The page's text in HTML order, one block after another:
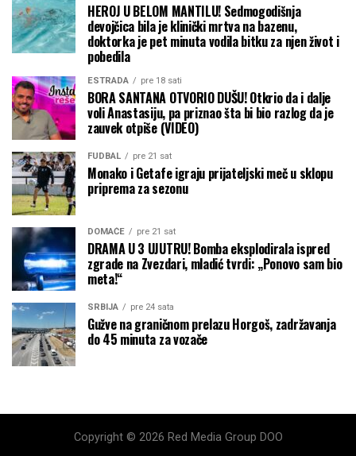
HEROJ U BELOM MANTILU! Sedmogodišnja
devojčica bila je klinički mrtva na bazenu,
doktorka je pet minuta vodila bitku za njen život i
pobedila
ESTRADA pre 18 sati
BORA SANTANA OTVORIO DUŠU! Otkrio da i dalje
voli Anastasiju, pa priznao šta bi bio razlog da je
zauvek otpiše (VIDEO)
FUDBAL pre 21 sat
Monako i Getafe igraju prijateljski meč u sklopu
priprema za sezonu
DOMAĆE pre 21 sat
DRAMA U 3 UJUTRU! Bomba eksplodirala ispred
zgrade na Zvezdari, mladić tvrdi: „Ponovo sam bio
meta!“
SRBIJA pre 24 sata
Gužve na graničnom prelazu Horgoš, zadržavanja
do 45 minuta za vozače
Copyright © 2026 Red Media Group DOO